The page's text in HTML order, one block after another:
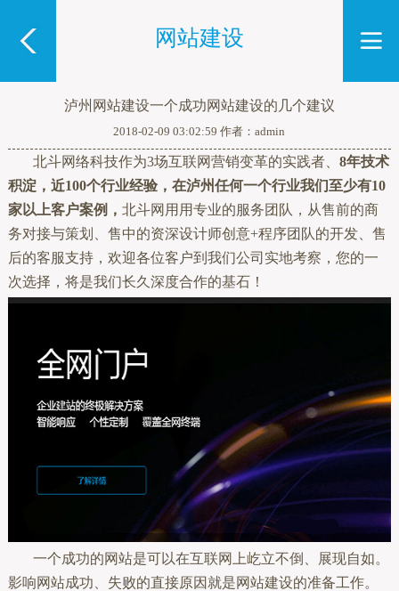
网站建设
泸州网站建设一个成功网站建设的几个建议
2018-02-09 03:02:59 作者：admin
北斗网络科技作为3场互联网营销变革的实践者、 8年技术
积淀，近100个行业经验，在泸州任何一个行业我们至少有10
家以上客户案例， 北斗网用用专业的服务团队，从售前的商
务对接与策划、售中的资深设计师创意+程序团队的开发、售
后的客服支持，欢迎各位客户到我们公司实地考察，您的一
次选择，将是我们长久深度合作的基石！
一个成功的网站是可以在互联网上屹立不倒、展现自如。
影响网站成功、失败的直接原因就是网站建设的准备工作。